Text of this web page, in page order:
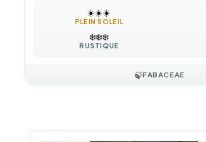
☀️☀️☀️
PLEIN SOLEIL
❄️❄️❄️
RUSTIQUE
🍃FABACEAE